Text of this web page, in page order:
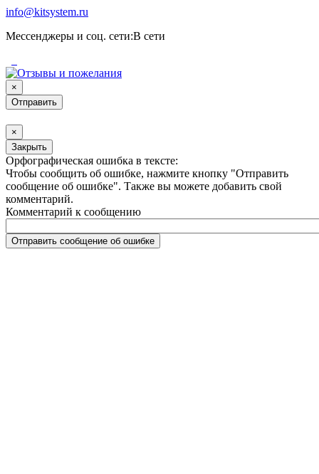
info@kitsystem.ru
Мессенджеры и соц. сети:В сети
×
×
Закрыть
Орфографическая ошибка в тексте:
Чтобы сообщить об ошибке, нажмите кнопку "Отправить
сообщение об ошибке". Также вы можете добавить свой
комментарий.
Комментарий к сообщению
Отправить сообщение об ошибке